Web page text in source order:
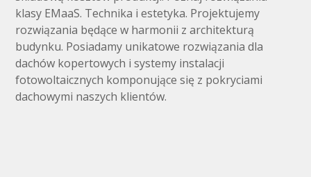
klasy EMaaS. Technika i estetyka. Projektujemy
rozwiązania będące w harmonii z architekturą
budynku. Posiadamy unikatowe rozwiązania dla
dachów kopertowych i systemy instalacji
fotowoltaicznych komponujące się z pokryciami
dachowymi naszych klientów.